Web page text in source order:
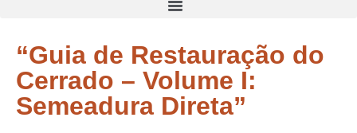
“Guia de Restauração do
Cerrado – Volume I:
Semeadura Direta”